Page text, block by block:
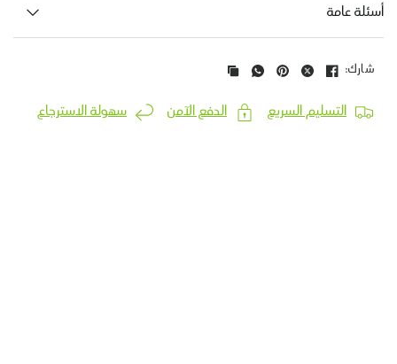
أسئلة عامة
شارك:
التسليم السريع الدفع الآمن سهولة الاسترجاع